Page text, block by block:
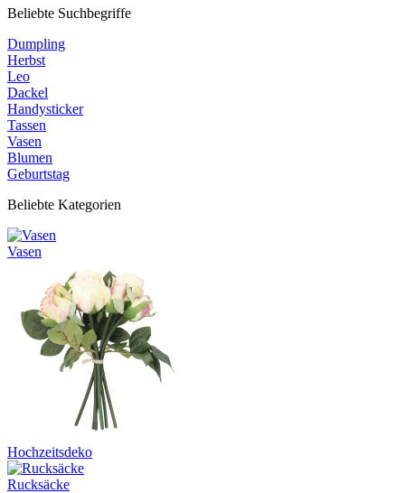
Beliebte Suchbegriffe
Dumpling
Herbst
Leo
Dackel
Handysticker
Tassen
Vasen
Blumen
Geburtstag
Beliebte Kategorien
Vasen
Hochzeitsdeko
Rucksäcke